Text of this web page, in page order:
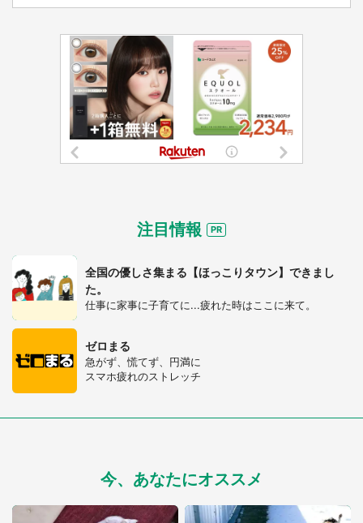
都道府選択
選択する
注目情報
全国の優しさ集まる【ほっこりタウン】できまし
た。
仕事に家事に子育てに...疲れた時はここに来て。
ゼロまる
急がず、慌てず、円満に
スマホ疲れのストレッチ
今、あなたにオススメ